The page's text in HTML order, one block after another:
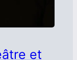
et